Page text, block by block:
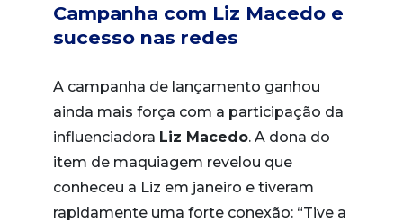
Campanha com Liz Macedo e
sucesso nas redes
A campanha de lançamento ganhou
ainda mais força com a participação da
influenciadora Liz Macedo. A dona do
item de maquiagem revelou que
conheceu a Liz em janeiro e tiveram
rapidamente uma forte conexão: “Tive a